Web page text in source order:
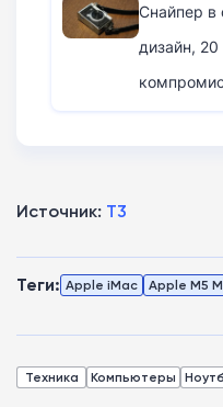
Снайпер в
дизайн,
Источник: T3
Теги: Apple iMac Apple M5
Техника Компьютеры